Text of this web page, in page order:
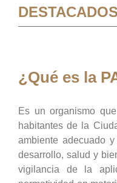
DESTACADOS
¿Qué es la
Es un organismo
habitantes de la
ambiente adecuado
desarrollo, salud y
vigilancia de la